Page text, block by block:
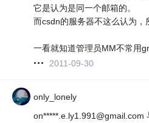
它是认为是同一个邮箱的。
而csdn的服务器不这么认为，
一看就知道管理员MM不常用
2011-09-30
only_lonely
on*****.e.ly1.991@gmail.com